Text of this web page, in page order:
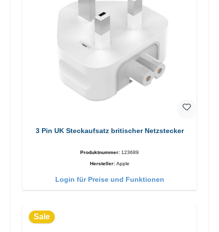
3 Pin UK Steckaufsatz britischer Netzstecker
Produktnummer: 123689
Hersteller: Apple
Login für Preise und Funktionen
Sale